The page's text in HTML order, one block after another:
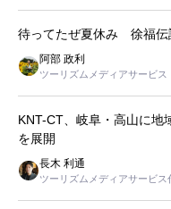
待ってたぜ夏休み 徐福伝
阿部 政利
ツーリズムメディアサービス
KNT-CT、岐阜・高山に
を展開
長木 利通
ツーリズムメディアサービス